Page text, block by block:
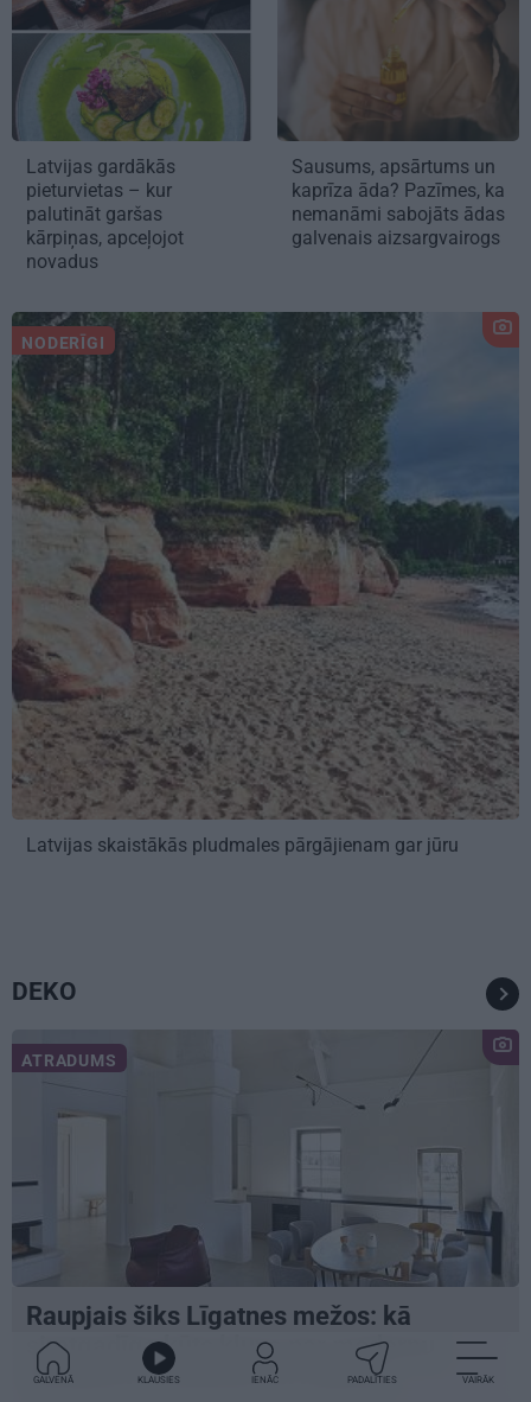
Latvijas gardākās
pieturvietas – kur
palutināt garšas
kārpiņas, apceļojot
novadus
Sausums, apsārtums un
kaprīza āda? Pazīmes, ka
nemanāmi sabojāts ādas
galvenais aizsargvairogs
NODERĪGI
Latvijas skaistākās pludmales pārgājienam gar jūru
DEKO
ATRADUMS
Raupjais šiks Līgatnes mežos: kā
simtgadīga kūts kļuva par modernu
rezidenci ar baseinu un mākslu
GALVENĀ KLAUSIES IENĀC PADALĪTIES VAIRĀK